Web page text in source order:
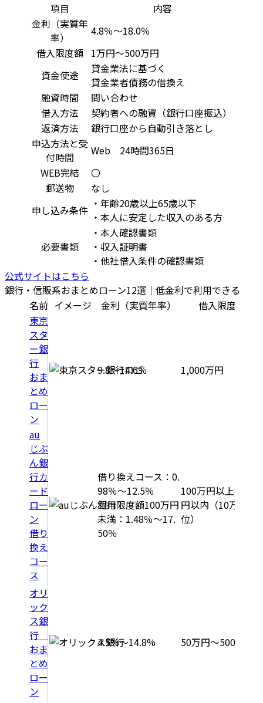
項目
内容
金利（実質年
率）
4.8％〜18.0％
借入限度額
1万円～500万円
資金使途
貸金業法に基づく
貸金業者債務の借換え
融資時間
問い合わせ
借入方法
契約者への融資（銀行口座振込）
返済方法
銀行口座から自動引き落とし
申込方法と受
付時間
Web 24時間365日
WEB完結
〇
郵送物
なし
申し込み条件 ・年齢20歳以上65歳以下
・本人に安定した収入のある方
必要書類
・本人確認書類
・収入証明書
・他社借入条件の確認書類
公式サイトはこちら
銀行・信販系おまとめローン12選｜低金利で利用できる
名前 イメージ 金利（実質年率）
借入限度額
東京
スタ
ー銀
行
おま
とめ
ロー
ン
9.8～14.6％ 1,000万円
au
じぶ
ん銀
行カ
ード
ロー
ン
借り
換え
コー
ス
借り換えコース：0.
98％～12.5％
利用限度額100万円
未満：1.48％～17.
50％
100万円以上800万
円以内（10万円単
位）
オリ
ック
ス銀
行
おま
とめ
ロー
ン
4.5%～14.8% 50万円～500万円